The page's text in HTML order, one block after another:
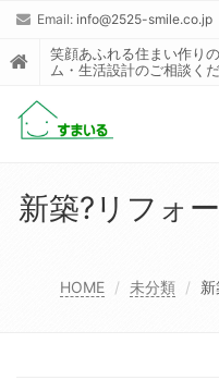
Email: info@2525-smile.co.jp
笑顔あふれる住まい作り
ム・生活設計のご相談く
新築?リフォ
HOME 未分類